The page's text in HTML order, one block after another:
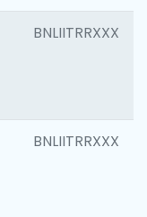
BNLIITRRXXX
BNLIITRRXXX